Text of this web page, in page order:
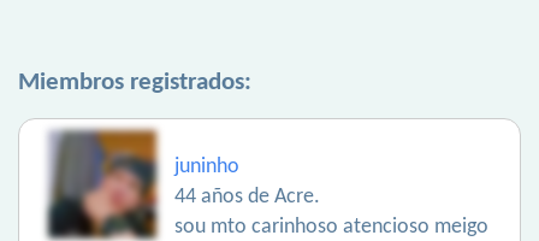
Miembros registrados:
juninho
44 años de Acre.
sou mto carinhoso atencioso meigo